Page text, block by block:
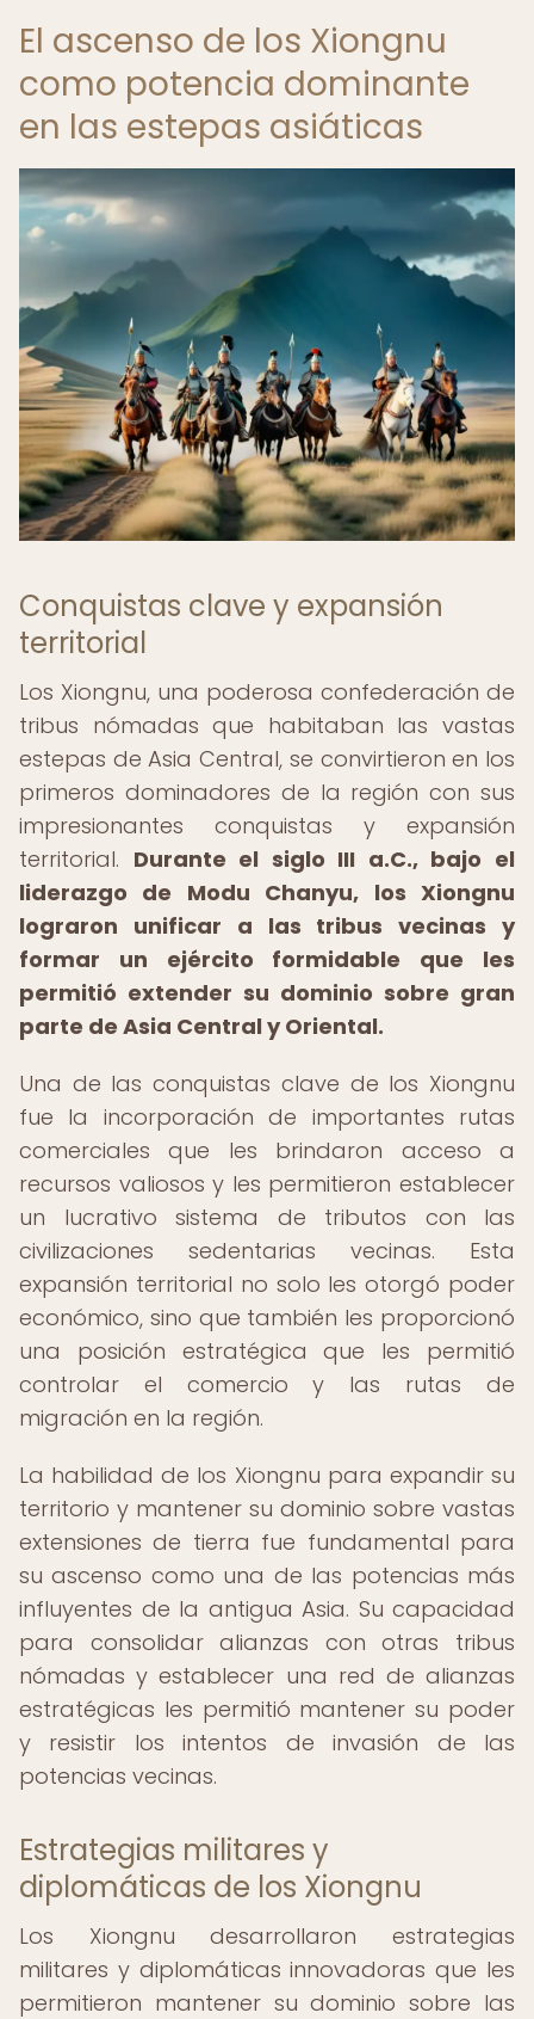
El ascenso de los Xiongnu
como potencia dominante
en las estepas asiáticas
Conquistas clave y expansión
territorial
Los Xiongnu, una poderosa confederación de
tribus nómadas que habitaban las vastas
estepas de Asia Central, se convirtieron en los
primeros dominadores de la región con sus
impresionantes conquistas y expansión
territorial. Durante el siglo III a.C., bajo el
liderazgo de Modu Chanyu, los Xiongnu
lograron unificar a las tribus vecinas y
formar un ejército formidable que les
permitió extender su dominio sobre gran
parte de Asia Central y Oriental.
Una de las conquistas clave de los Xiongnu
fue la incorporación de importantes rutas
comerciales que les brindaron acceso a
recursos valiosos y les permitieron establecer
un lucrativo sistema de tributos con las
civilizaciones sedentarias vecinas. Esta
expansión territorial no solo les otorgó poder
económico, sino que también les proporcionó
una posición estratégica que les permitió
controlar el comercio y las rutas de
migración en la región.
La habilidad de los Xiongnu para expandir su
territorio y mantener su dominio sobre vastas
extensiones de tierra fue fundamental para
su ascenso como una de las potencias más
influyentes de la antigua Asia. Su capacidad
para consolidar alianzas con otras tribus
nómadas y establecer una red de alianzas
estratégicas les permitió mantener su poder
y resistir los intentos de invasión de las
potencias vecinas.
Estrategias militares y
diplomáticas de los Xiongnu
Los Xiongnu desarrollaron estrategias
militares y diplomáticas innovadoras que les
permitieron mantener su dominio sobre las